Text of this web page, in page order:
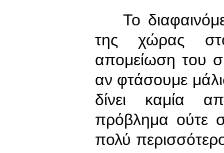
Το
της χώρας
απομείωση του
αν φτάσουμε
δίνει καμία
πρόβλημα ούτε
πολύ